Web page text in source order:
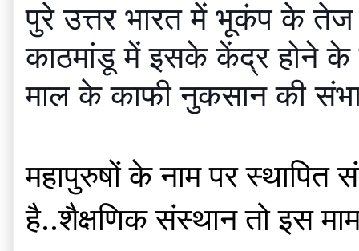
पुरे उत्तर भारत में भूकंप के
काठमांडू में इसके केंद्र होने के
माल के काफी नुकसान की
महापुरुषों के नाम पर स्थापित
है..शैक्षणिक संस्थान तो इस